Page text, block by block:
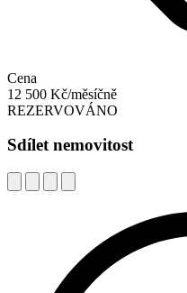
Cena
12 500 Kč/měsíčně
REZERVOVÁNO
Sdílet nemovitost